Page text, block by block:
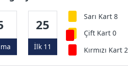
25
İlk 11
Sarı Kart 8
Çift Kart 0
Kırmızı Kart 2